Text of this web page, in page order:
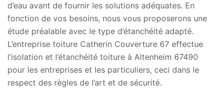
d’eau avant de fournir les solutions adéquates. En
fonction de vos besoins, nous vous proposerons une
étude préalable avec le type d’étanchéité adapté.
L’entreprise toiture Catherin Couverture 67 effectue
l’isolation et l’étanchéité toiture à Altenheim 67490
pour les entreprises et les particuliers, ceci dans le
respect des règles de l’art et de sécurité.